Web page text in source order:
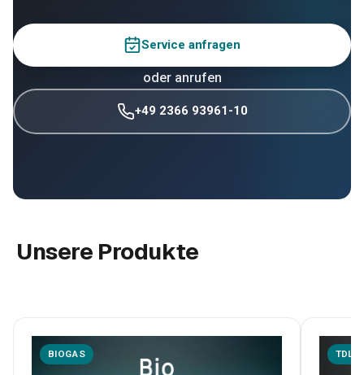
Service anfragen
oder anrufen
+49 2366 93961-10
Unsere Produkte
BIOGAS